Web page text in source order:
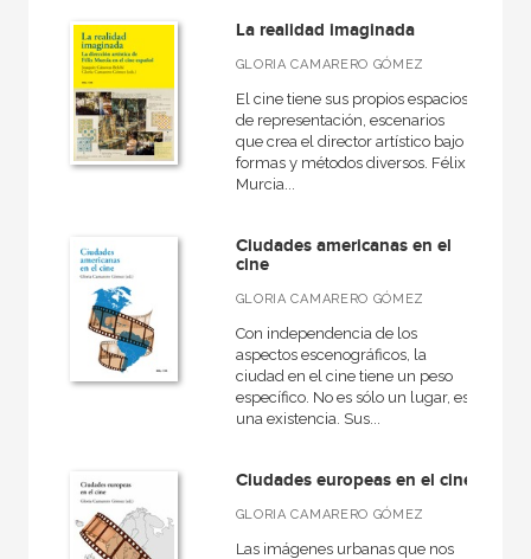
NUESTROS FORMATOS
Cartoné
Ebook
Ebook
Rústica
CATÁLOGOS PDF
La realidad imaginada
GLORIA CAMARERO GÓMEZ
El cine tiene sus propios espacios
de representación, escenarios
que crea el director artístico bajo
formas y métodos diversos. Félix
Murcia...
Ciudades americanas en el
cine
GLORIA CAMARERO GÓMEZ
Con independencia de los
aspectos escenográficos, la
ciudad en el cine tiene un peso
específico. No es sólo un lugar, es
una existencia. Sus...
Ciudades europeas en el cine
GLORIA CAMARERO GÓMEZ
Las imágenes urbanas que nos